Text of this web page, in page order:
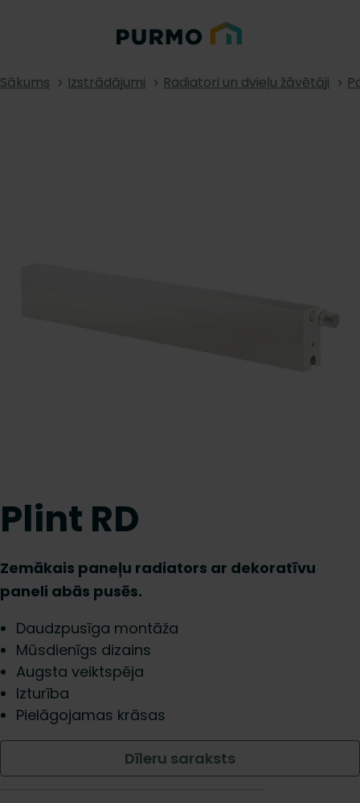
Sākums Izstrādājumi Radiatori un dvieļu žāvētāji
Plint RD
Zemākais paneļu radiators ar dekoratīvu
paneli abās pusēs.
Daudzpusīga montāža
Mūsdienīgs dizains
Augsta veiktspēja
Izturība
Pielāgojamas krāsas
Dīleru saraksts